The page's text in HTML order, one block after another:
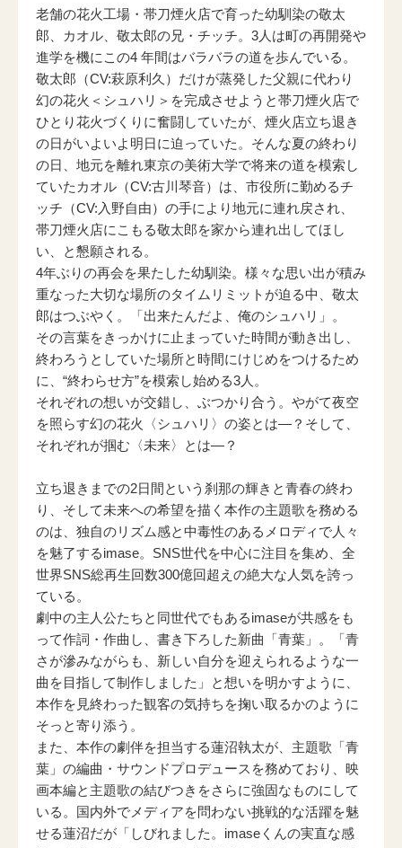
老舗の花火工場・帯刀煙火店で育った幼馴染の敬太
郎、カオル、敬太郎の兄・チッチ。3人は町の再開発や
進学を機にこの4 年間はバラバラの道を歩んでいる。
敬太郎（CV:萩原利久）だけが蒸発した父親に代わり
幻の花火＜シュハリ＞を完成させようと帯刀煙火店で
ひとり花火づくりに奮闘していたが、煙火店立ち退き
の日がいよいよ明日に迫っていた。そんな夏の終わり
の日、地元を離れ東京の美術大学で将来の道を模索し
ていたカオル（CV:古川琴音）は、市役所に勤めるチ
ッチ（CV:入野自由）の手により地元に連れ戻され、
帯刀煙火店にこもる敬太郎を家から連れ出してほし
い、と懇願される。
4年ぶりの再会を果たした幼馴染。様々な思い出が積み
重なった大切な場所のタイムリミットが迫る中、敬太
郎はつぶやく。「出来たんだよ、俺のシュハリ」。
その言葉をきっかけに止まっていた時間が動き出し、
終わろうとしていた場所と時間にけじめをつけるため
に、“終わらせ方”を模索し始める3人。
それぞれの想いが交錯し、ぶつかり合う。やがて夜空
を照らす幻の花火〈シュハリ〉の姿とは―？そして、
それぞれが掴む〈未来〉とは―？
立ち退きまでの2日間という刹那の輝きと青春の終わ
り、そして未来への希望を描く本作の主題歌を務める
のは、独自のリズム感と中毒性のあるメロディで人々
を魅了するimase。SNS世代を中心に注目を集め、全
世界SNS総再生回数300億回超えの絶大な人気を誇っ
ている。
劇中の主人公たちと同世代でもあるimaseが共感をも
って作詞・作曲し、書き下ろした新曲「青葉」。「青
さが滲みながらも、新しい自分を迎えられるような一
曲を目指して制作しました」と想いを明かすように、
本作を見終わった観客の気持ちを掬い取るかのように
そっと寄り添う。
また、本作の劇伴を担当する蓮沼執太が、主題歌「青
葉」の編曲・サウンドプロデュースを務めており、映
画本編と主題歌の結びつきをさらに強固なものにして
いる。国内外でメディアを問わない挑戦的な活躍を魅
せる蓮沼だが「しびれました。imaseくんの実直な感